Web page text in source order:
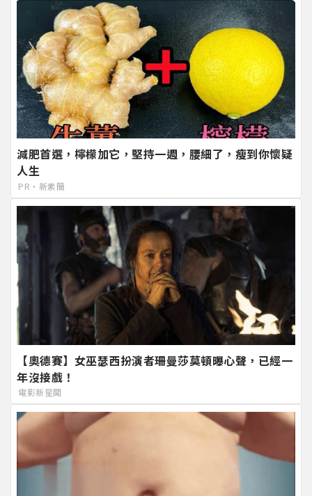
減肥首選，檸檬加它，堅持一週，腰細了，瘦到你懷疑
人生
PR・新素簡
【奧德賽】女巫瑟西扮演者珊曼莎莫頓曝心聲，已經一
年沒接戲！
電影新星聞